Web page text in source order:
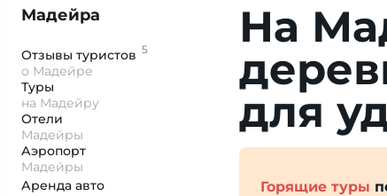
Мадейра
Отзывы туристов 5
о Мадейре
Туры
на Мадейру
Отели
Мадейры
Аэропорт
Мадейры
Аренда авто
На
для
Горящие туры